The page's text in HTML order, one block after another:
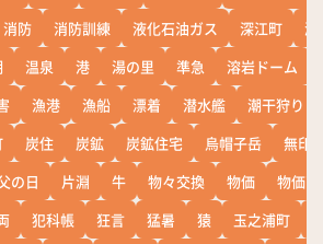
消防 消防訓練 液化石油ガス 深江町
淵
温泉 港 湯の里 準急 溶岩ドーム
漁港 漁船 漂着 潜水艦
潮干狩り
炭住 炭鉱 炭鉱住宅 烏帽子岳
無印
の日 片淵 牛 物々交換 物価
物価高
犯科帳 狂言 猛暑 猿 玉之浦町